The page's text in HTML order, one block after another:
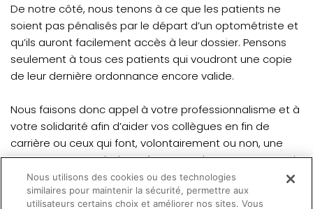
De notre côté, nous tenons à ce que les patients ne
soient pas pénalisés par le départ d’un optométriste et
qu’ils auront facilement accès à leur dossier. Pensons
seulement à tous ces patients qui voudront une copie
de leur dernière ordonnance encore valide.
Nous faisons donc appel à votre professionnalisme et à
votre solidarité afin d’aider vos collègues en fin de
carrière ou ceux qui font, volontairement ou non, une
pause. Nous vous invitons à communiquer avec nous si
vous recevez une demande en ce sens et que vous
hésitez à l'accepter. Nous répondrons avec plaisir à vos
Nous utilisons des cookies ou des technologies
similaires pour maintenir la sécurité, permettre aux
utilisateurs certains choix et améliorer nos sites. Vous